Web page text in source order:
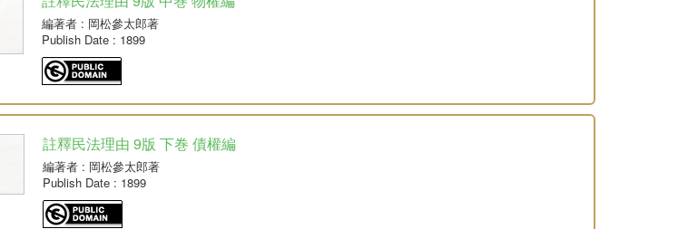
編著者: 岡松參太郎著
Publish Date: 1899
註釋民法理由 9版 下巻 債權編
編著者: 岡松參太郎著
Publish Date: 1899